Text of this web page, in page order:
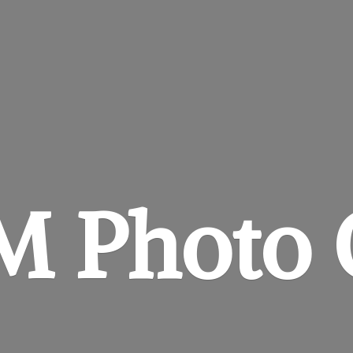
Photo